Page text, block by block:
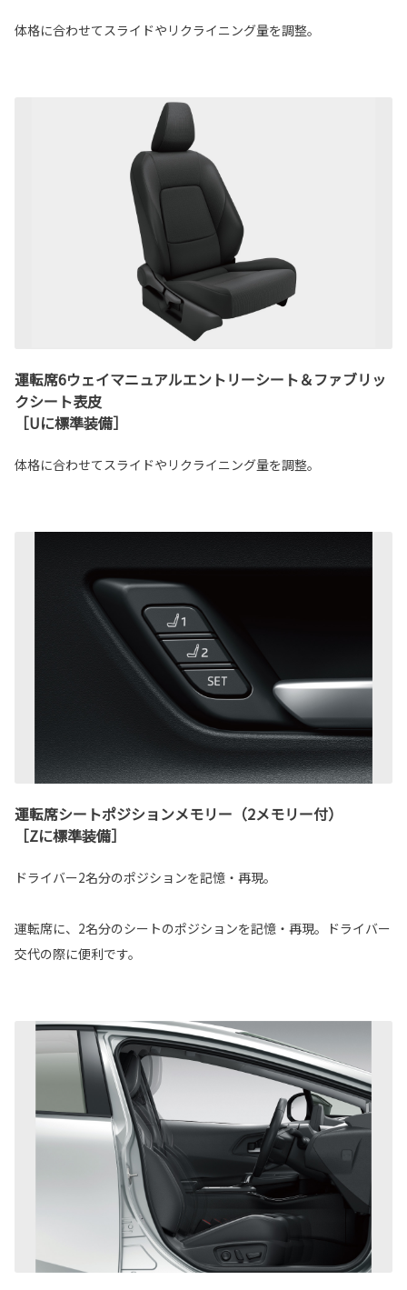
体格に合わせてスライドやリクライニング量を調整。
運転席6ウェイマニュアルエントリーシート＆ファブリッ
クシート表皮
［Uに標準装備］
体格に合わせてスライドやリクライニング量を調整。
運転席シートポジションメモリー（2メモリー付）
［Zに標準装備］
ドライバー2名分のポジションを記憶・再現。
運転席に、2名分のシートのポジションを記憶・再現。ドライバー
交代の際に便利です。